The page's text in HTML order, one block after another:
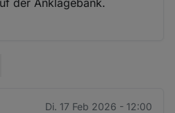
der Anklagebank.
Di. 17 Feb 2026 - 12:00